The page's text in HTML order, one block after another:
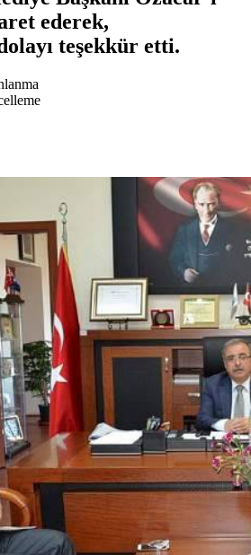
ederek,
teşekkür etti.